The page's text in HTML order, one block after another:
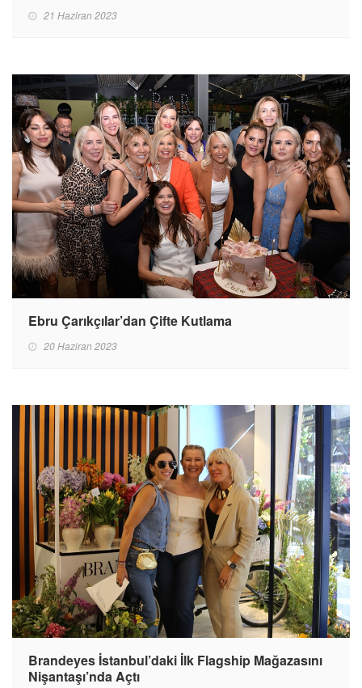
21 Haziran 2023
Ebru Çarıkçılar’dan Çifte Kutlama
20 Haziran 2023
Brandeyes İstanbul’daki İlk Flagship Mağazasını
Nişantaşı’nda Açtı